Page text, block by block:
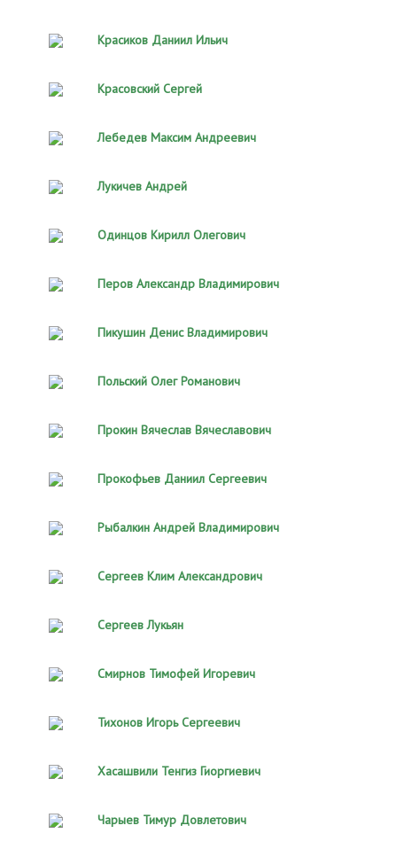
Красиков Даниил Ильич
Красовский Сергей
Лебедев Максим Андреевич
Лукичев Андрей
Одинцов Кирилл Олегович
Перов Александр Владимирович
Пикушин Денис Владимирович
Польский Олег Романович
Прокин Вячеслав Вячеславович
Прокофьев Даниил Сергеевич
Рыбалкин Андрей Владимирович
Сергеев Клим Александрович
Сергеев Лукьян
Смирнов Тимофей Игоревич
Тихонов Игорь Сергеевич
Хасашвили Тенгиз Гиоргиевич
Чарыев Тимур Довлетович